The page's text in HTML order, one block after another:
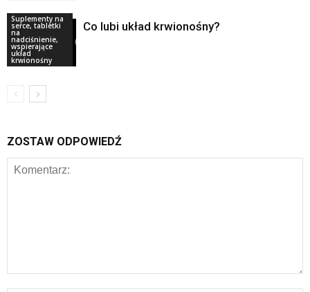
Suplementy na
serce, tabletki
na
nadciśnienie,
wspierające
układ
krwionośny
Co lubi układ krwionośny?
ZOSTAW ODPOWIEDŹ